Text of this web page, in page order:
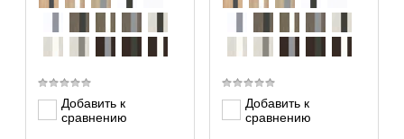
Добавить к
сравнению
Добавить к
сравнению